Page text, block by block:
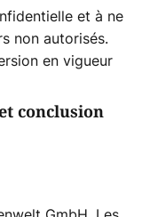
et à ne
non autorisés.
en vigueur
conclusion